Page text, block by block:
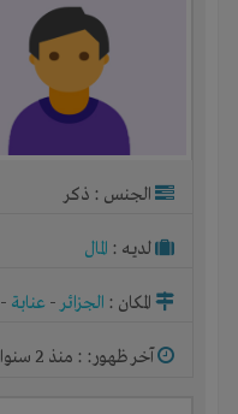
الجنس : ذكر
لديـه : المال
المكان : الجزائر- عنابة -
آخر ظهور: : منذ 2 سنوات